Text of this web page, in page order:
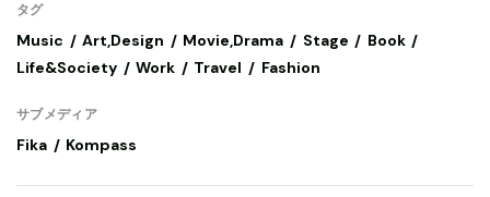
タグ
Music Art,Design Movie,Drama Stage
Book
Life&Society
Work Travel Fashion
サブメディア
Fika Kompass